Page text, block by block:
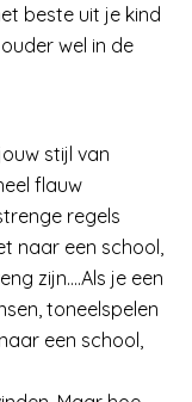
beste uit je kind
wel in de
stijl van
flauw
regels
naar een school,
zijn….Als je een
toneelspelen
een school,